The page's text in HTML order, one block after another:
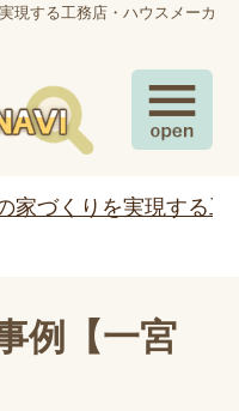
現する工務店・ハウスメーカ
家づくりを実現する
例【一宮